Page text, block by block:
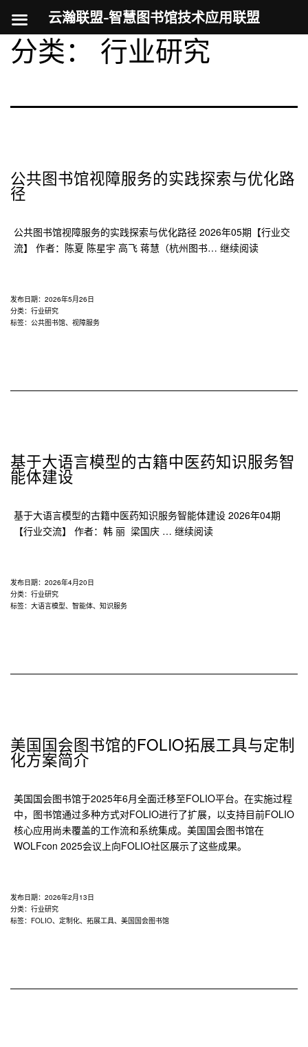
分类： 行业研究
公共图书馆视障服务的实践探索与优化路
径
公共图书馆视障服务的实践探索与优化路径 2026年05期【行业交
流】 作者：陈夏 陈星宇 高飞 蒋慧（杭州图书… 继续阅读公
的
索
与
路
发布日期： 2026年5月26日
分类： 行业研究
标签： 公共图书馆、 视障服务
基于大语言模型的古籍中医药知识服务智
能体建设
基于大语言模型的古籍中医药知识服务智能体建设 2026年04期
【行业交流】 作者：韩 丽 梁国庆 … 继续阅读基
籍
知
识
智
能
体
建
发布日期： 2026年4月20日
分类： 行业研究
标签： 大语言模型、 智能体、 知识服务
美国国会图书馆的FOLIO拓展工具与定制
化方案简介
美国国会图书馆于2025年6月全面迁移至FOLIO平台。在实施过程
中，图书馆通过多种方式对FOLIO进行了扩展，以支持目前FOLIO
核心应用尚未覆盖的工作流和系统集成。美国国会图书馆在
WOLFcon 2025会议上向FOLIO社区展示了这些成果。
发布日期： 2026年2月13日
分类： 行业研究
标签： FOLIO、 定制化、 拓展工具、 美国国会图书馆
云瀚联盟-智慧图书馆技术应用联盟